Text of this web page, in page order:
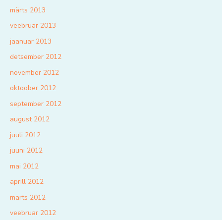
märts 2013
veebruar 2013
jaanuar 2013
detsember 2012
november 2012
oktoober 2012
september 2012
august 2012
juuli 2012
juuni 2012
mai 2012
aprill 2012
märts 2012
veebruar 2012